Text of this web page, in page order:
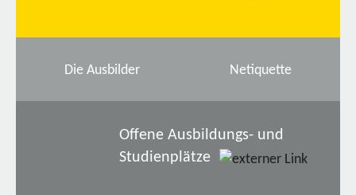
Die Ausbilder Netiquette
Offene Ausbildungs- und
Studienplätze